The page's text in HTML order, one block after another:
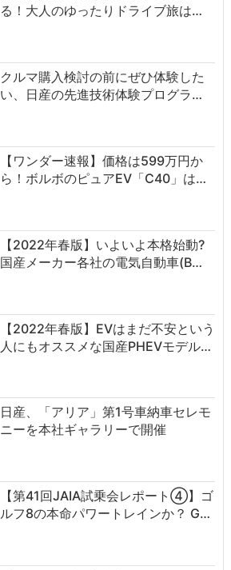
る！大人のゆったりドライブ旅は…
クルマ購入検討の前にぜひ体験した
い、日産の先進技術体験プログラ…
【ワンダー速報】価格は599万円か
ら！ボルボのピュアEV「C40」は…
【2022年春版】いよいよ本格始動?
国産メーカー各社の電気自動車(B…
【2022年春版】EVはまだ不安という
人にもオススメな国産PHEVモデル…
日産、「アリア」第1号車納車セレモ
ニーを本社ギャラリーで開催
【第41回JAIA試乗会レポート④】ゴ
ルフ8の本命パワートレインか？ G…